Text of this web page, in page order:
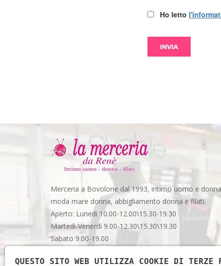
Ho letto
Merceria a Bovolone dal 1993, intimo uomo e
moda mare donna, abbigliamento donna e filati.
Aperto: Lunedi 10.00-12.00\15.30-19.30
Martedi-Venerdi 9.00-12.30\15.30\19.30
Sabato 9.00-19.00
Via Garibaldi, 48 - Spazio 3 - Bovolone (VR)
QUESTO SITO WEB UTILIZZA COOKIE DI TERZE